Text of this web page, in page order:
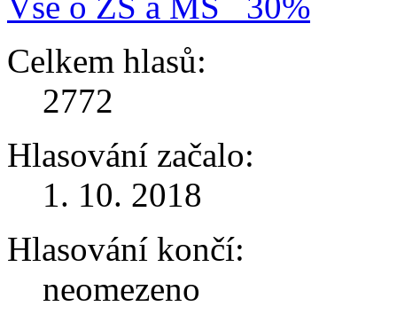
Celkem hlasů:
2772
Hlasování začalo:
1. 10. 2018
Hlasování končí:
neomezeno